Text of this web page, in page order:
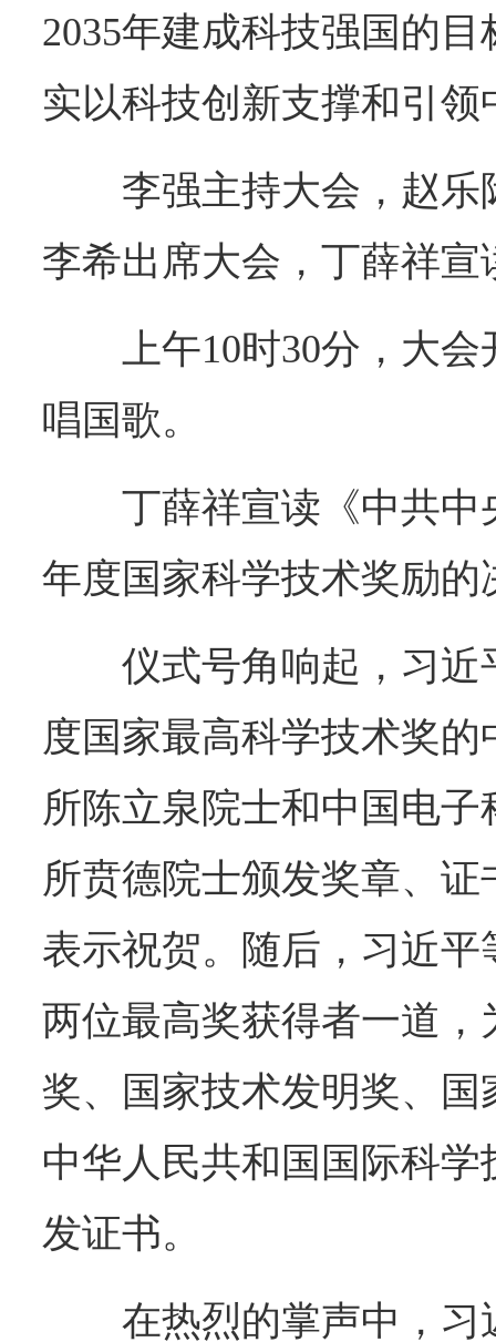
2035年建成科技强国的
实以科技创新支撑和引
李强主持大会，赵
李希出席大会，丁薛祥宣
上午10时30分，大
唱国歌。
丁薛祥宣读《中共中
年度国家科学技术奖励的
仪式号角响起，习近
度国家最高科学技术奖
所陈立泉院士和中国电
所贲德院士颁发奖章、
表示祝贺。随后，习近
两位最高奖获得者一道
奖、国家技术发明奖、
中华人民共和国国际科
发证书。
在热烈的掌声中，